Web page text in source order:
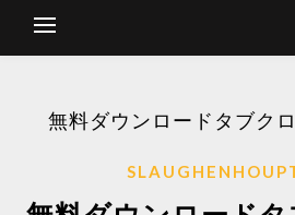
無料ダウンロードタブク